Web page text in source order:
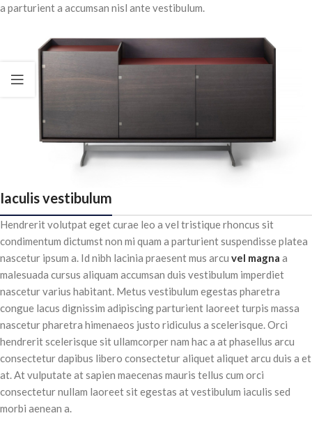
a parturient a accumsan nisl ante vestibulum.
Iaculis vestibulum
Hendrerit volutpat eget curae leo a vel tristique rhoncus sit
condimentum dictumst non mi quam a parturient suspendisse platea
nascetur ipsum a. Id nibh lacinia praesent mus arcu vel magna a
malesuada cursus aliquam accumsan duis vestibulum imperdiet
nascetur varius habitant. Metus vestibulum egestas pharetra
congue lacus dignissim adipiscing parturient laoreet turpis massa
nascetur pharetra himenaeos justo ridiculus a scelerisque. Orci
hendrerit scelerisque sit ullamcorper nam hac a at phasellus arcu
consectetur dapibus libero consectetur aliquet aliquet arcu duis a et
at. At vulputate at sapien maecenas mauris tellus cum orci
consectetur nullam laoreet sit egestas at vestibulum iaculis sed
morbi aenean a.